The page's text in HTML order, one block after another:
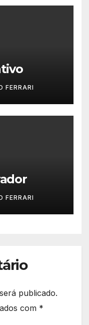
FERRARI
FERRARI
publicado.
com *